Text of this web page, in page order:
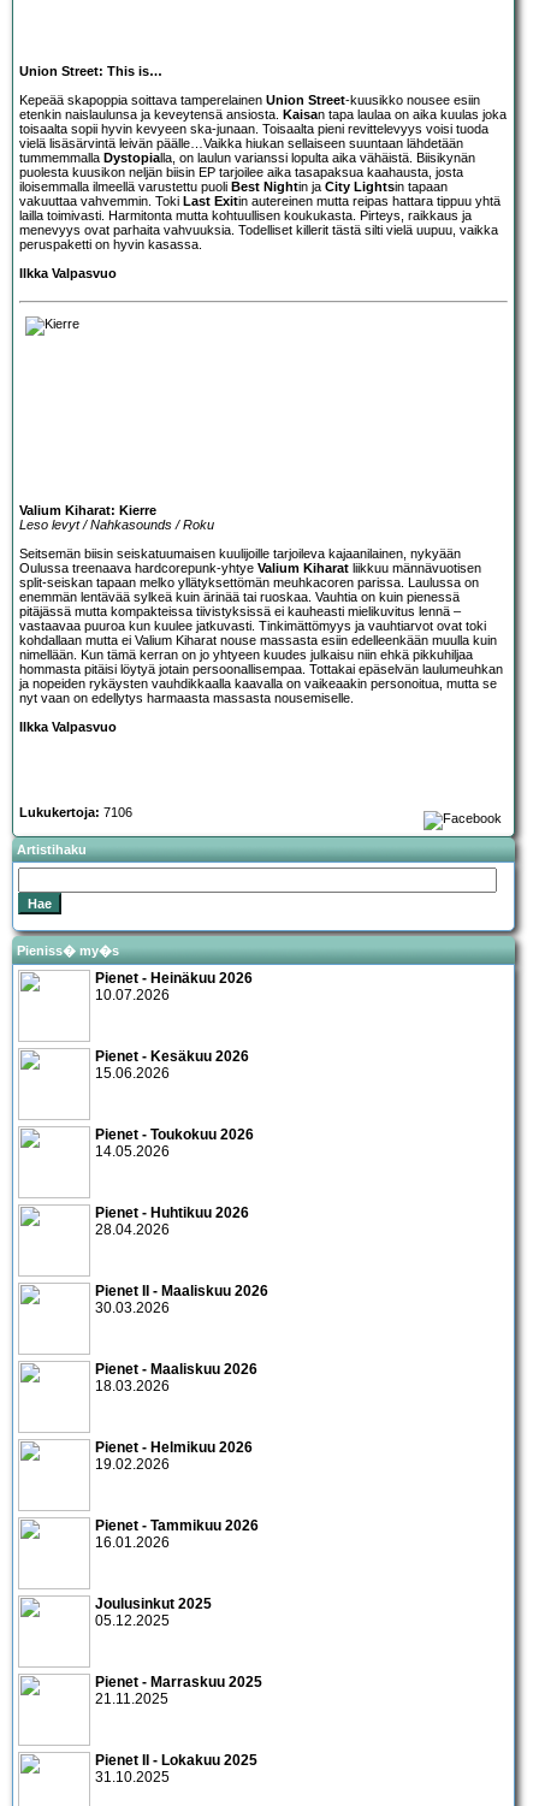
Union Street: This is…
Kepeää skapoppia soittava tamperelainen Union Street-kuusikko nousee esiin
etenkin naislaulunsa ja keveytensä ansiosta. Kaisan tapa laulaa on aika kuulas joka
toisaalta sopii hyvin kevyeen ska-junaan. Toisaalta pieni revittelevyys voisi tuoda
vielä lisäsärvintä leivän päälle…Vaikka hiukan sellaiseen suuntaan lähdetään
tummemmalla Dystopialla, on laulun varianssi lopulta aika vähäistä. Biisikynän
puolesta kuusikon neljän biisin EP tarjoilee aika tasapaksua kaahausta, josta
iloisemmalla ilmeellä varustettu puoli Best Nightin ja City Lightsin tapaan
vakuuttaa vahvemmin. Toki Last Exitin autereinen mutta reipas hattara tippuu yhtä
lailla toimivasti. Harmitonta mutta kohtuullisen koukukasta. Pirteys, raikkaus ja
menevyys ovat parhaita vahvuuksia. Todelliset killerit tästä silti vielä uupuu, vaikka
peruspaketti on hyvin kasassa.
Ilkka Valpasvuo
Valium Kiharat: Kierre
Leso levyt / Nahkasounds / Roku
Seitsemän biisin seiskatuumaisen kuulijoille tarjoileva kajaanilainen, nykyään
Oulussa treenaava hardcorepunk-yhtye Valium Kiharat liikkuu männävuotisen
split-seiskan tapaan melko yllätyksettömän meuhkacoren parissa. Laulussa on
enemmän lentävää sylkeä kuin ärinää tai ruoskaa. Vauhtia on kuin pienessä
pitäjässä mutta kompakteissa tiivistyksissä ei kauheasti mielikuvitus lennä –
vastaavaa puuroa kun kuulee jatkuvasti. Tinkimättömyys ja vauhtiarvot ovat toki
kohdallaan mutta ei Valium Kiharat nouse massasta esiin edelleenkään muulla kuin
nimellään. Kun tämä kerran on jo yhtyeen kuudes julkaisu niin ehkä pikkuhiljaa
hommasta pitäisi löytyä jotain persoonallisempaa. Tottakai epäselvän laulumeuhkan
ja nopeiden rykäysten vauhdikkaalla kaavalla on vaikeaakin personoitua, mutta se
nyt vaan on edellytys harmaasta massasta nousemiselle.
Ilkka Valpasvuo
Lukukertoja: 7106
Artistihaku
Pieniss� my�s
Pienet - Heinäkuu 2026
10.07.2026
Pienet - Kesäkuu 2026
15.06.2026
Pienet - Toukokuu 2026
14.05.2026
Pienet - Huhtikuu 2026
28.04.2026
Pienet II - Maaliskuu 2026
30.03.2026
Pienet - Maaliskuu 2026
18.03.2026
Pienet - Helmikuu 2026
19.02.2026
Pienet - Tammikuu 2026
16.01.2026
Joulusinkut 2025
05.12.2025
Pienet - Marraskuu 2025
21.11.2025
Pienet II - Lokakuu 2025
31.10.2025